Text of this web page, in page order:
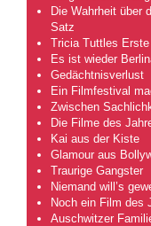
Die Wahrheit über
Satz
Tricia Tuttles Erste
Es ist wieder
Gedächtnisverlust
Ein Filmfestival
Zwischen
Die Filme des
Kai aus der Kiste
Glamour aus
Traurige Gangster
Niemand will’s
Noch ein Film des
Auschwitzer